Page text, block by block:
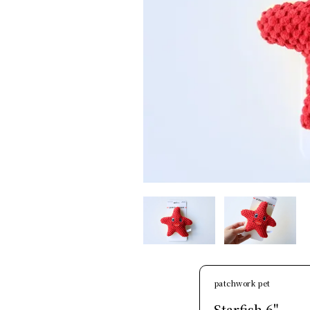
patchwork pet